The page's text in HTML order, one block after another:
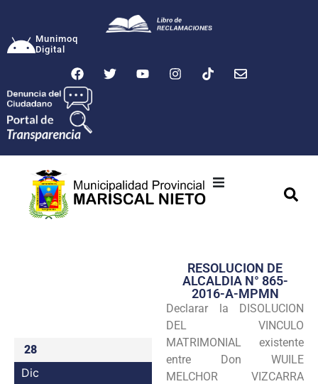
Munimoq
Digital
Transparencia
Seguridad
Programas
Intranet
28
Dic
RESOLUCION DE
ALCALDIA N° 865-
2016-A-MPMN
Declarar la DISOLUCION
DEL VINCULO
MATRIMONIAL existente
entre Don WUILE
MELCHOR VIZCARRA